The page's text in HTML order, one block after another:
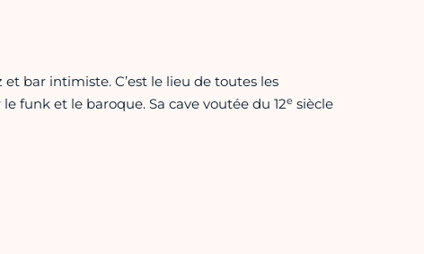
bar intimiste. C’est le lieu de toutes les
funk et le baroque. Sa cave voutée du 12e siècle